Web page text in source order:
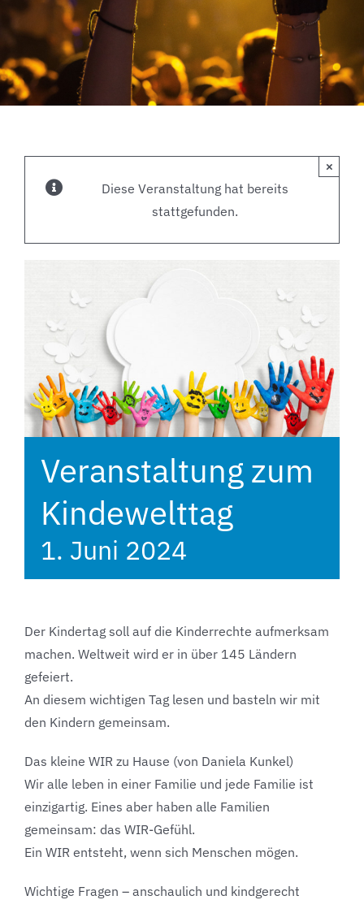
Diese Veranstaltung hat bereits
stattgefunden.
×
Veranstaltung zum
Kindewelttag
1. Juni 2024
Der Kindertag soll auf die Kinderrechte aufmerksam
machen. Weltweit wird er in über 145 Ländern
gefeiert.
An diesem wichtigen Tag lesen und basteln wir mit
den Kindern gemeinsam.
Das kleine WIR zu Hause (von Daniela Kunkel)
Wir alle leben in einer Familie und jede Familie ist
einzigartig. Eines aber haben alle Familien
gemeinsam: das WIR-Gefühl.
Ein WIR entsteht, wenn sich Menschen mögen.
Wichtige Fragen – anschaulich und kindgerecht